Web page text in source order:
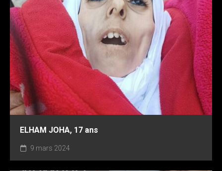
ELHAM JOHA, 17 ans
9 mars 2024